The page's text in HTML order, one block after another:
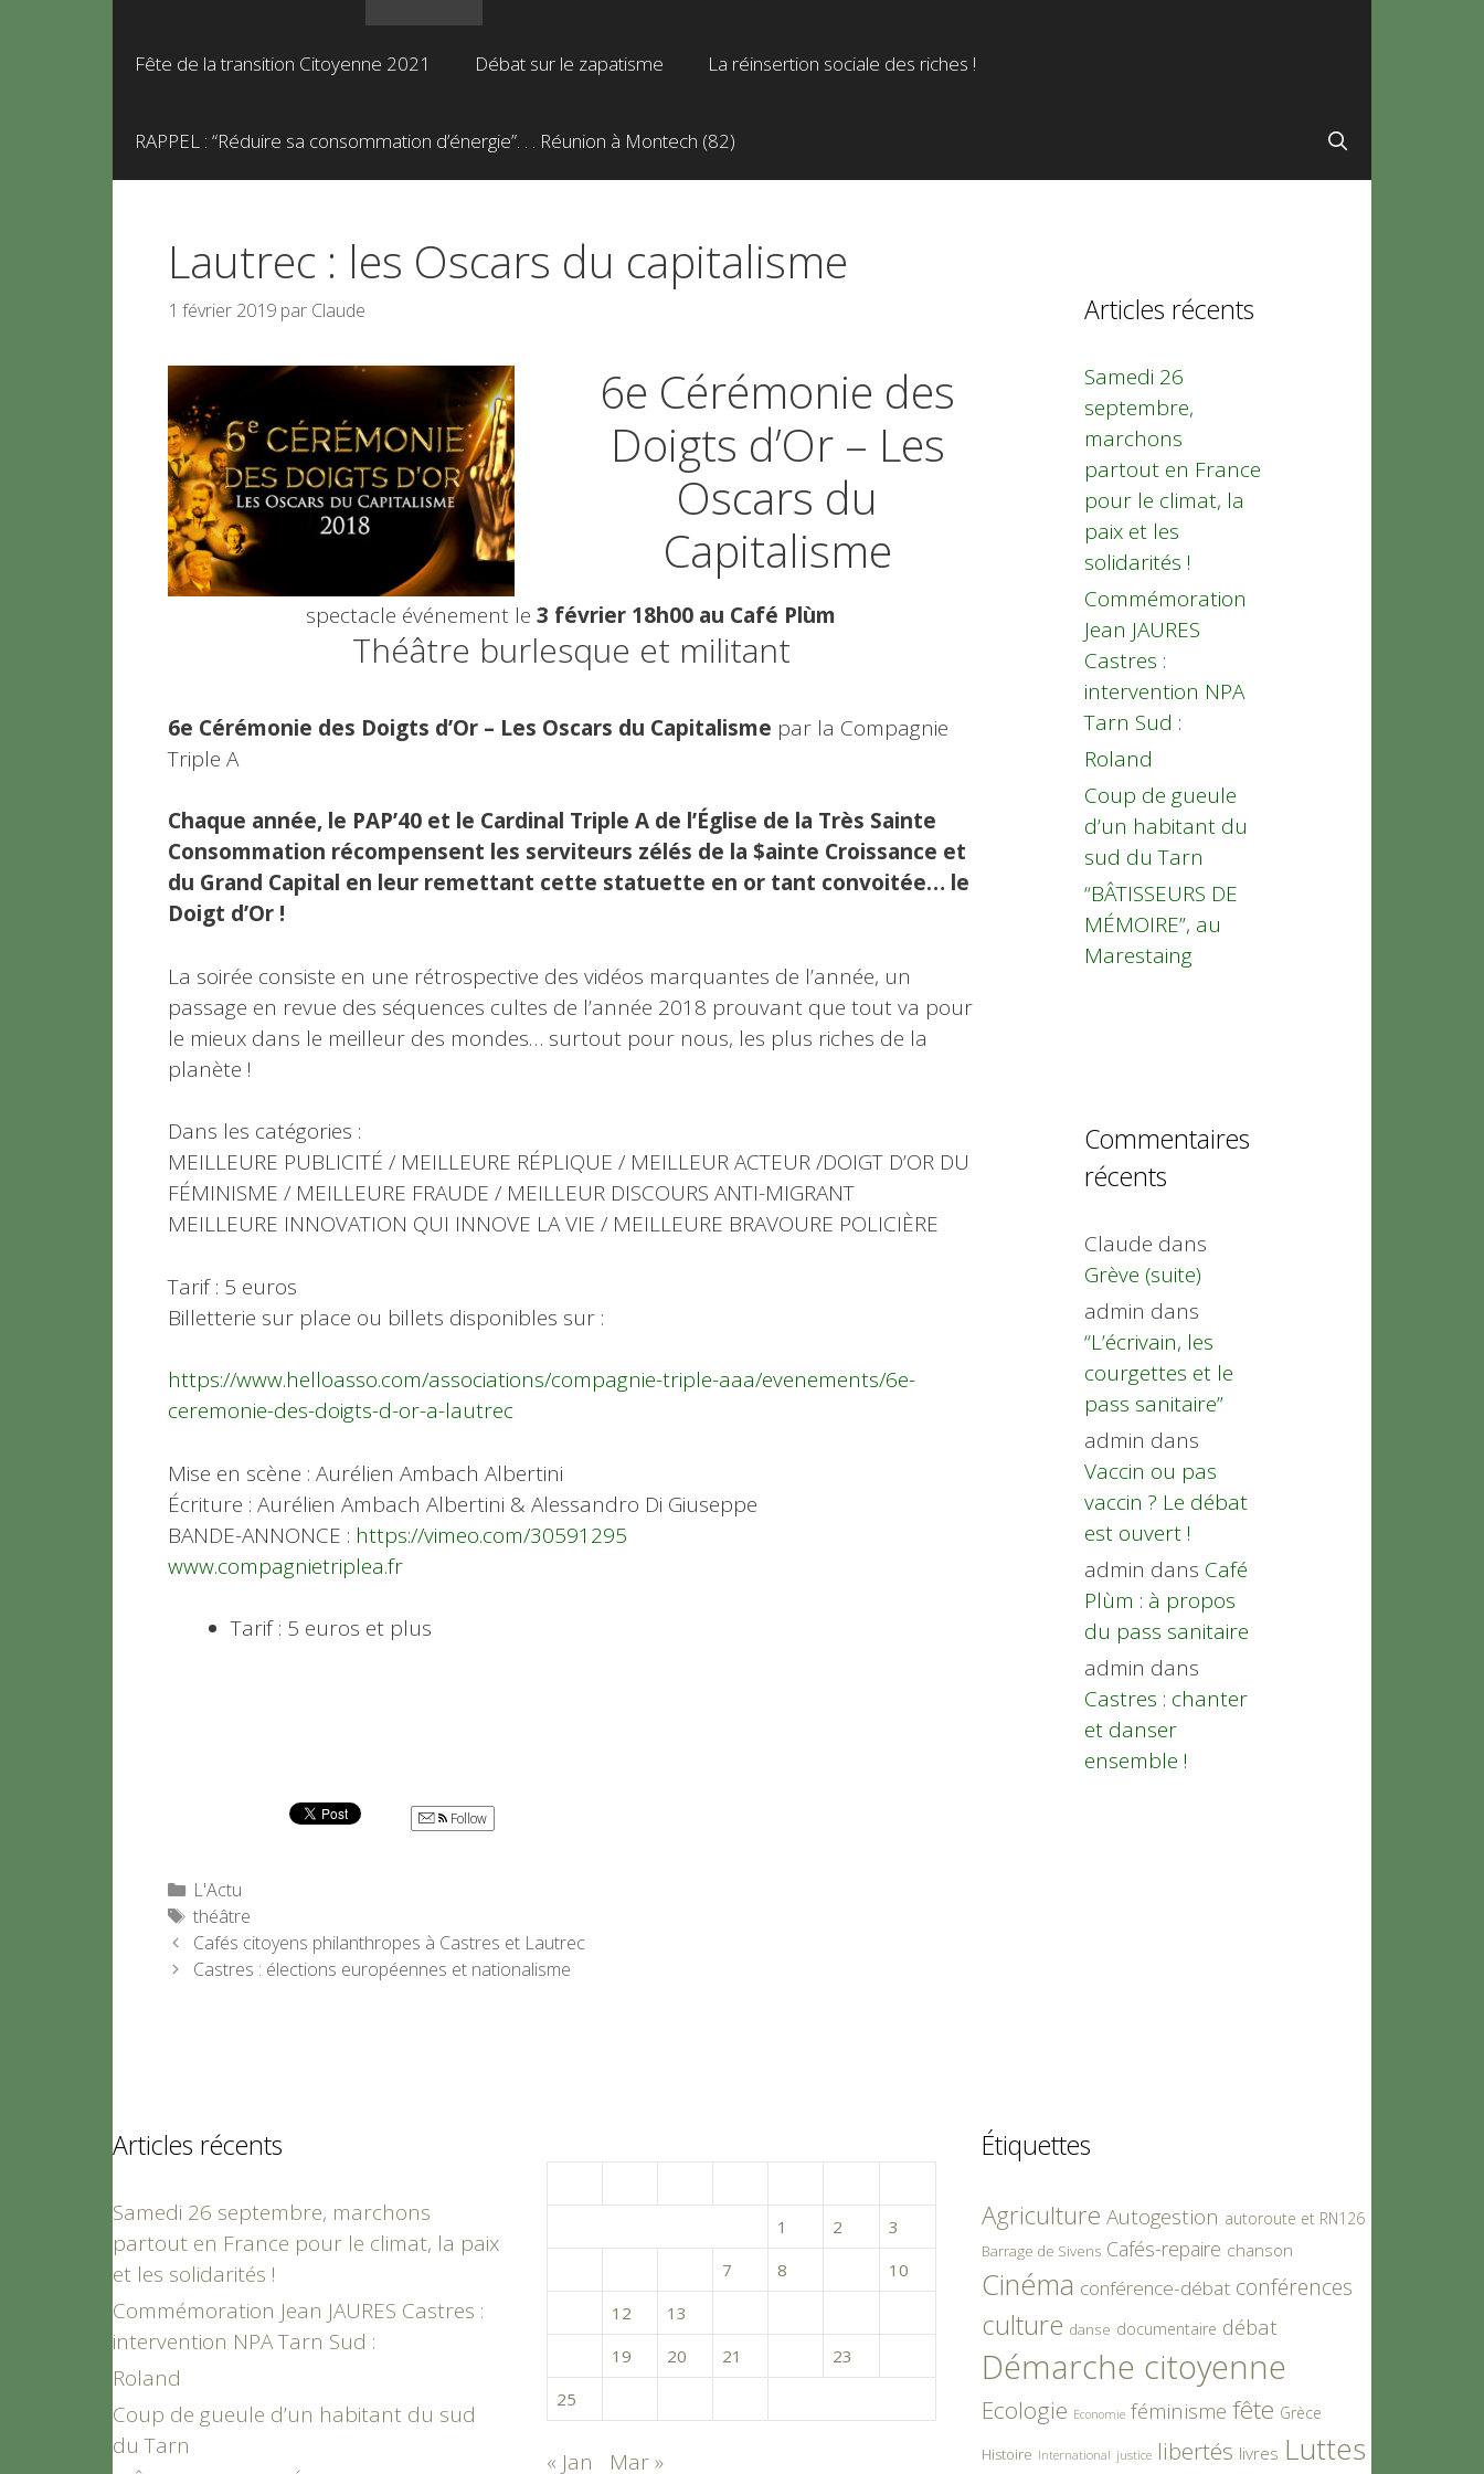
Fête de la transition Citoyenne 2021 Débat sur le zapatisme La réinsertion sociale des riches !
RAPPEL : “Réduire sa consommation d’énergie”. . . Réunion à Montech (82)
Lautrec : les Oscars du capitalisme
1 février 2019 par Claude
6e Cérémonie des
Doigts d’Or – Les
Oscars du
Capitalisme
spectacle événement le 3 février 18h00 au Café Plùm
Théâtre burlesque et militant
6e Cérémonie des Doigts d’Or – Les Oscars du Capitalisme par la Compagnie
Triple A
Chaque année, le PAP’40 et le Cardinal Triple A de l’Église de la Très Sainte
Consommation récompensent les serviteurs zélés de la $ainte Croissance et
du Grand Capital en leur remettant cette statuette en or tant convoitée… le
Doigt d’Or !
La soirée consiste en une rétrospective des vidéos marquantes de l’année, un
passage en revue des séquences cultes de l’année 2018 prouvant que tout va pour
le mieux dans le meilleur des mondes… surtout pour nous, les plus riches de la
planète !
Dans les catégories :
MEILLEURE PUBLICITÉ / MEILLEURE RÉPLIQUE / MEILLEUR ACTEUR /DOIGT D’OR DU
FÉMINISME / MEILLEURE FRAUDE / MEILLEUR DISCOURS ANTI-MIGRANT
MEILLEURE INNOVATION QUI INNOVE LA VIE / MEILLEURE BRAVOURE POLICIÈRE
Tarif : 5 euros
Billetterie sur place ou billets disponibles sur :
https://www.helloasso.com/associations/compagnie-triple-aaa/evenements/6e-
ceremonie-des-doigts-d-or-a-lautrec
Mise en scène : Aurélien Ambach Albertini
Écriture : Aurélien Ambach Albertini & Alessandro Di Giuseppe
BANDE-ANNONCE : https://vimeo.com/30591295
www.compagnietriplea.fr
Tarif : 5 euros et plus
Follow
Catégories
L'Actu
Étiquettes
théâtre
Cafés citoyens philanthropes à Castres et Lautrec
Castres : élections européennes et nationalisme
Articles récents
Samedi 26
septembre,
marchons
partout en France
pour le climat, la
paix et les
solidarités !
Commémoration
Jean JAURES
Castres :
intervention NPA
Tarn Sud :
Roland
Coup de gueule
d’un habitant du
sud du Tarn
“BÂTISSEURS DE
MÉMOIRE”, au
Marestaing
Commentaires
récents
Claude dans
Grève (suite)
admin dans
“L’écrivain, les
courgettes et le
pass sanitaire”
admin dans
Vaccin ou pas
vaccin ? Le débat
est ouvert !
admin dans Café
Plùm : à propos
du pass sanitaire
admin dans
Castres : chanter
et danser
ensemble !
Articles récents
Samedi 26 septembre, marchons
partout en France pour le climat, la paix
et les solidarités !
Commémoration Jean JAURES Castres :
intervention NPA Tarn Sud :
Roland
Coup de gueule d’un habitant du sud
du Tarn
1
2
3
7 8
10
12 13
19 20 21 23
25
« Jan Mar »
Étiquettes
Agriculture Autogestion autoroute et RN126
Barrage de Sivens Cafés-repaire chanson
Cinéma conférence-débat conférences
culture danse documentaire débat
Démarche citoyenne
Ecologie Economie féminisme fête Grèce
Histoire International justice libertés livres Luttes